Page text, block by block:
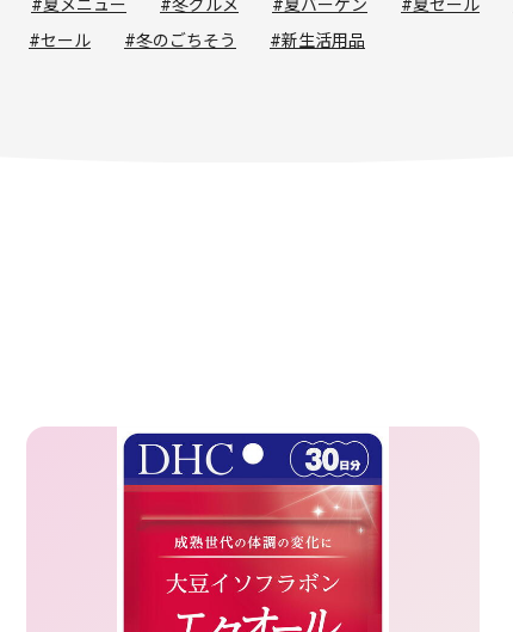
#夏メニュー #冬グルメ #夏バーゲン #夏セール
#セール #冬のごちそう #新生活用品